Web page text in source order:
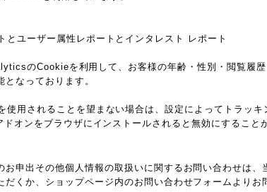
ユーザー属性レポートとインタレスト レポート
のCookieを利用して、お客様の年齢・性別・閲覧履
なっております。
用されることを望まない場合は、設定によってトラッ
オンをブラウザにインストールされると無効にすること
申出その他個人情報の取扱いに関するお問い合わせは、
くか、ショップページ内のお問い合わせフォームよりお